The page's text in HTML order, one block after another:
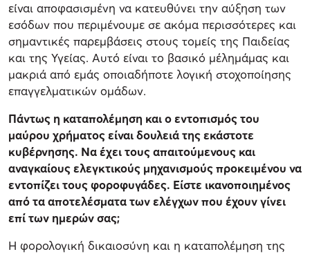
είναι αποφασισμένη να κατευθύνει την αύξηση των
εσόδων που περιμένουμε σε ακόμα περισσότερες και
σημαντικές παρεμβάσεις στους τομείς της Παιδείας
και της Υγείας. Αυτό είναι το βασικό μέλημάμας και
μακριά από εμάς οποιαδήποτε λογική στοχοποίησης
επαγγελματικών ομάδων.
Πάντως η καταπολέμηση και ο εντοπισμός του
μαύρου χρήματος είναι δουλειά της εκάστοτε
κυβέρνησης. Να έχει τους απαιτούμενους και
αναγκαίους ελεγκτικούς μηχανισμούς προκειμένου να
εντοπίζει τους φοροφυγάδες. Είστε ικανοποιημένος
από τα αποτελέσματα των ελέγχων που έχουν γίνει
επί των ημερών σας;
Η φορολογική δικαιοσύνη και η καταπολέμηση της